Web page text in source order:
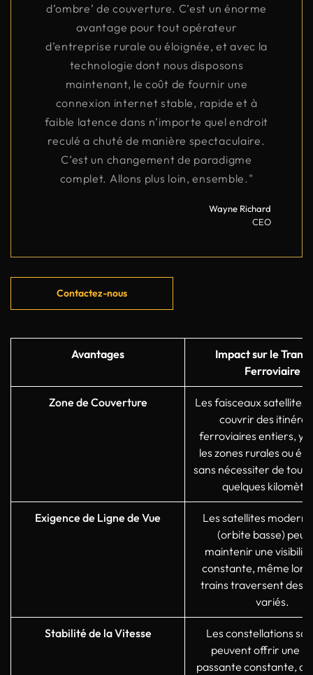
d’ombre’ de couverture. C’est un énorme
avantage pour tout opérateur
d’entreprise rurale ou éloignée, et avec la
technologie dont nous disposons
maintenant, le coût de fournir une
connexion internet stable, rapide et à
faible latence dans n’importe quel endroit
reculé a chuté de manière spectaculaire.
C’est un changement de paradigme
complet. Allons plus loin, ensemble."
Wayne Richard
CEO
Contactez-nous
Avantages
Impact sur le
Ferroviaire
Zone de Couverture
Les faisceaux satellites
couvrir des
ferroviaires entiers, y
les zones rurales ou
sans nécessiter de
quelques
Exigence de Ligne de Vue
Les satellites
(orbite basse)
maintenir une
constante, même
trains traversent des
variés.
Stabilité de la Vitesse
Les constellations
peuvent offrir une
passante constante,